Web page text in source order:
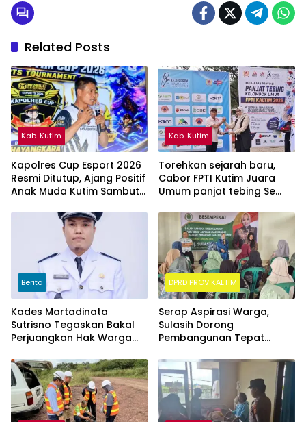
Related Posts
Kab. Kutim
Kapolres Cup Esport 2026
Resmi Ditutup, Ajang Positif
Anak Muda Kutim Sambut
Kab. Kutim
Torehkan sejarah baru,
Cabor FPTI Kutim Juara
Umum panjat tebing Se
Berita
Kades Martadinata
Sutrisno Tegaskan Bakal
Perjuangkan Hak Warga
Kutim
DPRD PROV KALTIM
Serap Aspirasi Warga,
Sulasih Dorong
Pembangunan Tepat